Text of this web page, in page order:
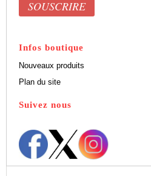
Infos boutique
Nouveaux produits
Plan du site
Suivez nous